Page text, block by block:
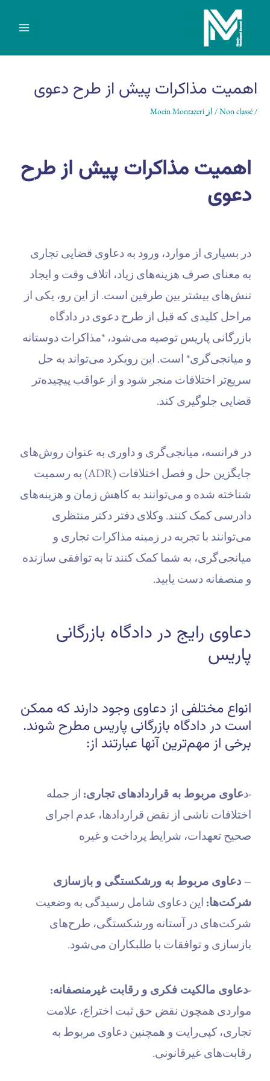
اهمیت مذاکرات پیش از طرح دعوی
/
Non classé/ از Moein Montazeri
اهمیت مذاکرات پیش از طرح
دعوی
در بسیاری از موارد، ورود به دعاوی قضایی تجاری
به معنای صرف هزینه‌های زیاد، اتلاف وقت و ایجاد
تنش‌های بیشتر بین طرفین است. از این رو، یکی از
مراحل کلیدی که قبل از طرح دعوی در دادگاه
بازرگانی پاریس توصیه می‌شود، *مذاکرات دوستانه
و میانجی‌گری* است. این رویکرد می‌تواند به حل
سریع‌تر اختلافات منجر شود و از عواقب پیچیده‌تر
قضایی جلوگیری کند.
در فرانسه، میانجی‌گری و داوری به عنوان روش‌های
جایگزین حل و فصل اختلافات (ADR) به رسمیت
شناخته شده و می‌توانند به کاهش زمان و هزینه‌های
دادرسی کمک کنند. وکلای دفتر دکتر منتظری
می‌توانند با تجربه در زمینه مذاکرات تجاری و
میانجی‌گری، به شما کمک کنند تا به توافقی سازنده
و منصفانه دست یابید.
دعاوی رایج در دادگاه بازرگانی
پاریس
انواع مختلفی از دعاوی وجود دارند که ممکن
است در دادگاه بازرگانی پاریس مطرح شوند.
برخی از مهم‌ترین آنها عبارتند از:
-دعاوی مربوط به قراردادهای تجاری: از جمله
اختلافات ناشی از نقض قراردادها، عدم اجرای
صحیح تعهدات، شرایط پرداخت و غیره
– دعاوی مربوط به ورشکستگی و بازسازی
شرکت‌ها: این دعاوی شامل رسیدگی به وضعیت
شرکت‌های در آستانه ورشکستگی، طرح‌های
بازسازی و توافقات با طلبکاران می‌شود.
-دعاوی مالکیت فکری و رقابت غیرمنصفانه:
مواردی همچون نقض حق ثبت اختراع، علامت
تجاری، کپی‌رایت و همچنین دعاوی مربوط به
رقابت‌های غیرقانونی.